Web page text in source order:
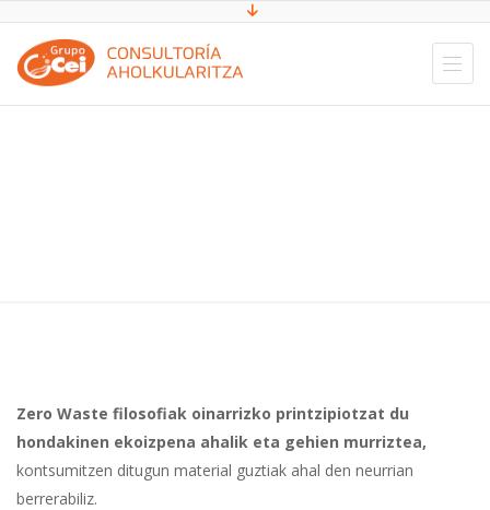
Zero Waste filosofiak oinarrizko printzipiotzat du
hondakinen ekoizpena ahalik eta gehien murriztea,
kontsumitzen ditugun material guztiak ahal den neurrian
berrerabiliz.